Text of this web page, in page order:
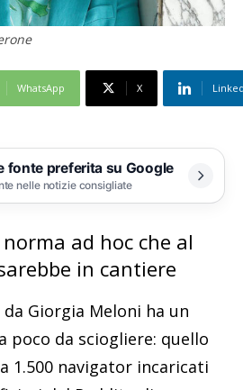
WhatsApp X
fonte preferita su Google
nelle notizie consigliate
ad hoc che al
in cantiere
Giorgia Meloni ha un
poco da sciogliere: quello
1.500 navigator incaricati